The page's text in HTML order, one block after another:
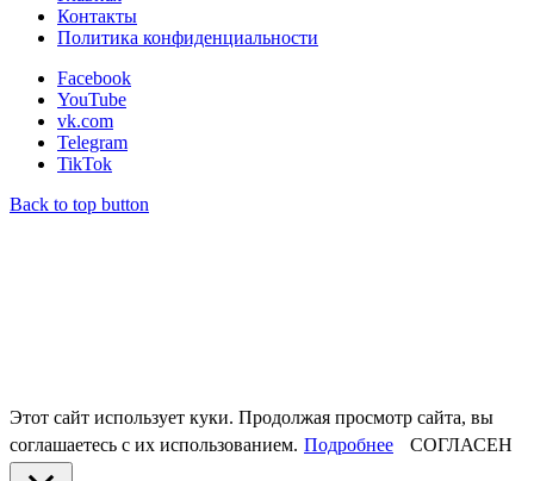
Контакты
Политика конфиденциальности
Facebook
YouTube
vk.com
Telegram
TikTok
Back to top button
Этот сайт использует куки. Продолжая просмотр сайта, вы
соглашаетесь с их использованием. Подробнее СОГЛАСЕН